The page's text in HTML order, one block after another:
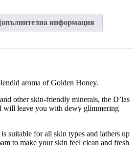
информация
aroma of Golden Honey.
other skin-friendly minerals, the D’las
will leave you with dewy glimmering
suitable for all skin types and lathers up
to make your skin feel clean and fresh